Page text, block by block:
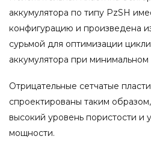
аккумулятора по типу PzSH
конфигурацию и произведена
сурьмой для оптимизации
аккумулятора при
Отрицательные сетчатые
спроектированы таким
высокий уровень пористости и
мощности.